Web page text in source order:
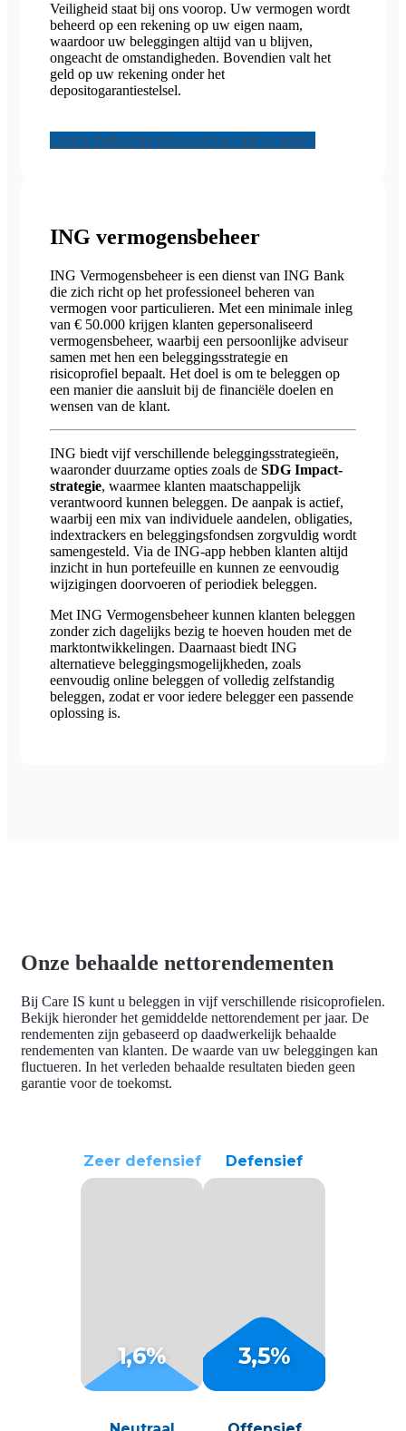
Veiligheid staat bij ons voorop. Uw vermogen wordt
beheerd op een rekening op uw eigen naam,
waardoor uw beleggingen altijd van u blijven,
ongeacht de omstandigheden. Bovendien valt het
geld op uw rekening onder het
depositogarantiestelsel.
Gratis beleggingsvoorstel aanvragen
ING vermogensbeheer
ING Vermogensbeheer is een dienst van ING Bank
die zich richt op het professioneel beheren van
vermogen voor particulieren. Met een minimale inleg
van € 50.000 krijgen klanten gepersonaliseerd
vermogensbeheer, waarbij een persoonlijke adviseur
samen met hen een beleggingsstrategie en
risicoprofiel bepaalt. Het doel is om te beleggen op
een manier die aansluit bij de financiële doelen en
wensen van de klant.
ING biedt vijf verschillende beleggingsstrategieën,
waaronder duurzame opties zoals de SDG Impact-
strategie, waarmee klanten maatschappelijk
verantwoord kunnen beleggen. De aanpak is actief,
waarbij een mix van individuele aandelen, obligaties,
indextrackers en beleggingsfondsen zorgvuldig wordt
samengesteld. Via de ING-app hebben klanten altijd
inzicht in hun portefeuille en kunnen ze eenvoudig
wijzigingen doorvoeren of periodiek beleggen.
Met ING Vermogensbeheer kunnen klanten beleggen
zonder zich dagelijks bezig te hoeven houden met de
marktontwikkelingen. Daarnaast biedt ING
alternatieve beleggingsmogelijkheden, zoals
eenvoudig online beleggen of volledig zelfstandig
beleggen, zodat er voor iedere belegger een passende
oplossing is.
Onze behaalde nettorendementen
Bij Care IS kunt u beleggen in vijf verschillende risicoprofielen.
Bekijk hieronderhet gemiddelde nettorendement per jaar. De
rendementen zijn gebaseerd op daadwerkelijk behaalde
rendementen van klanten. De waarde van uw beleggingen kan
fluctueren. In het verleden behaalde resultaten bieden geen
garantie voor de toekomst.